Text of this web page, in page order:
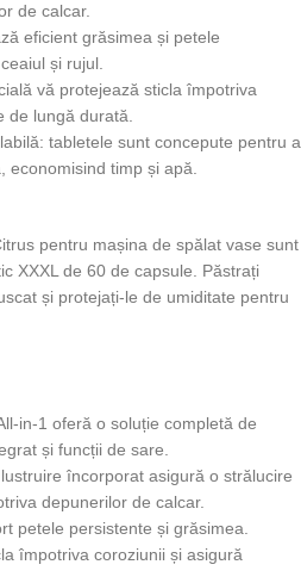
de calcar.
eficient grăsimea și petele
și rujul.
vă protejează sticla împotriva
de lungă durată.
tabletele sunt concepute pentru a
economisind timp și apă.
pentru mașina de spălat vase sunt
XXXL de 60 de capsule. Păstrați
și protejați-le de umiditate pentru
in-1 oferă o soluție completă de
și funcții de sare.
încorporat asigură o strălucire
depunerilor de calcar.
petele persistente și grăsimea.
împotriva coroziunii și asigură